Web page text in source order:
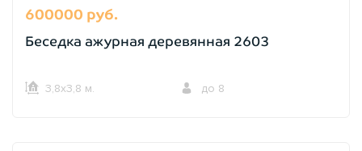
600000 руб.
Беседка ажурная деревянная 2603
3,8х3,8 м. до 8